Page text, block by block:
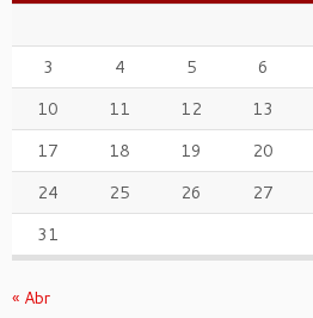
3
4 5 6
10
11 12 13
17
18 19 20
24
25 26 27
31
« Abr